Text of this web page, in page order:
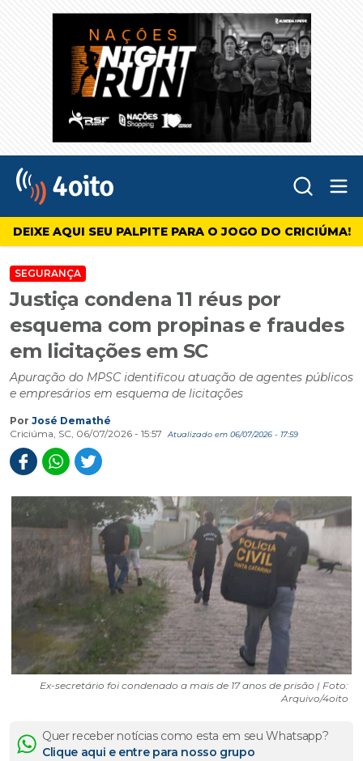
4oito
DEIXE AQUI SEU PALPITE PARA O JOGO DO CRICIÚMA!
SEGURANÇA
Justiça condena 11 réus por
esquema com propinas e fraudes
em licitações em SC
Apuração do MPSC identificou atuação de agentes públicos
e empresários em esquema de licitações
Por José Demathé
Criciúma, SC, 06/07/2026 - 15:57
Atualizado em 06/07/2026 - 17:59
Ex-secretário foi condenado a mais de 17 anos de prisão | Foto:
Arquivo/4oito
Quer receber notícias como esta em seu Whatsapp?
Clique aqui e entre para nosso grupo